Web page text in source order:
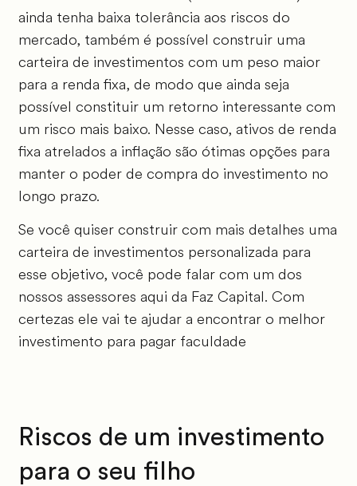
ainda tenha baixa tolerância aos riscos do
mercado, também é possível construir uma
carteira de investimentos com um peso maior
para a renda fixa, de modo que ainda seja
possível constituir um retorno interessante com
um risco mais baixo. Nesse caso, ativos de renda
fixa atrelados a inflação são ótimas opções para
manter o poder de compra do investimento no
longo prazo.
Se você quiser construir com mais detalhes uma
carteira de investimentos personalizada para
esse objetivo, você pode falar com um dos
nossos assessores aqui da Faz Capital. Com
certezas ele vai te ajudar a encontrar o melhor
investimento para pagar faculdade
Riscos de um investimento
para o seu filho